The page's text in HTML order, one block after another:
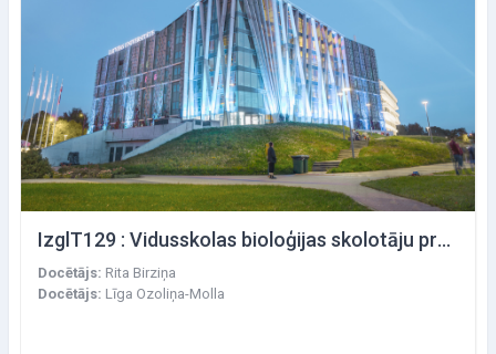
IzglT129 : Vidusskolas bioloģijas skolotāju profesionālā pilnveide: augstākā līmeņa programmas Bioloģija II saturs un mācību stundu izvērtēšana
Docētājs: Rita Birziņa
Docētājs: Līga Ozoliņa-Molla